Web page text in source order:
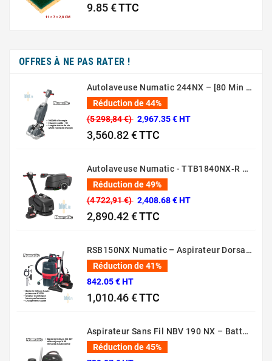
9.85 €TTC
OFFRES À NE PAS RATER !
Autolaveuse Numatic 244NX – [80 Min – 44 Cm – 36V]
Réduction de 44%
(5 298,84 €) 2,967.35 € HT
3,560.82 €TTC
Autolaveuse Numatic - TTB1840NX‑R – (Batterie 36 V, 18 L)
Réduction de 49%
(4 722,91 €) 2,408.68 € HT
2,890.42 €TTC
RSB150NX Numatic – Aspirateur Dorsal Pro [80 Min – 5L – 36V]
Réduction de 41%
842.05 € HT
1,010.46 €TTC
Aspirateur Sans Fil NBV 190 NX – Batterie 36V Professionnel
Réduction de 45%